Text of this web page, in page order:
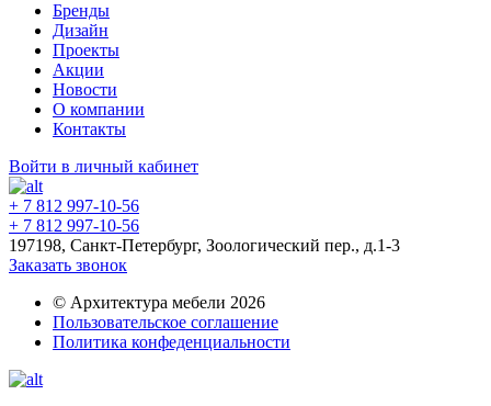
Бренды
Дизайн
Проекты
Акции
Новости
О компании
Контакты
Войти в личный кабинет
+ 7 812 997-10-56
+ 7 812 997-10-56
197198, Санкт-Петербург, Зоологический пер., д.1-3
Заказать звонок
© Архитектура мебели 2026
Пользовательское соглашение
Политика конфеденциальности